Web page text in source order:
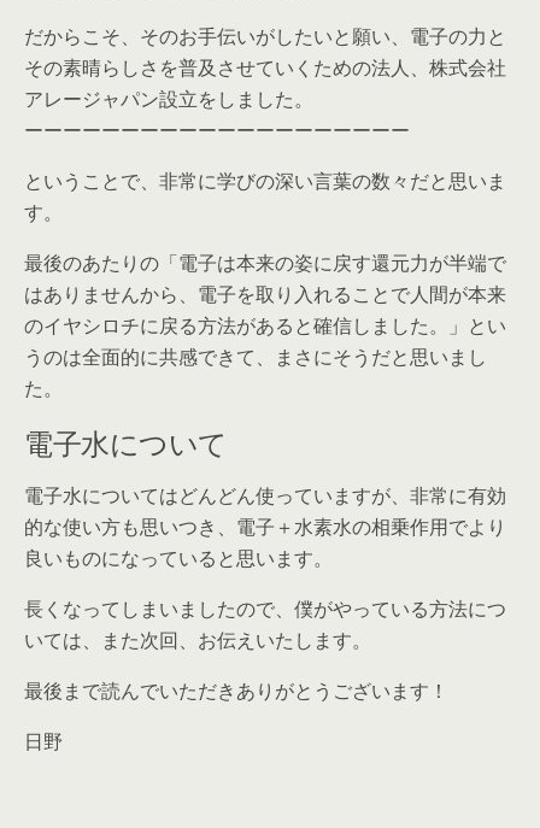
だからこそ、そのお手伝いがしたいと願い、電子の力と
その素晴らしさを普及させていくための法人、株式会社
アレージャパン設立をしました。
ーーーーーーーーーーーーーーーーーーーー
ということで、非常に学びの深い言葉の数々だと思いま
す。
最後のあたりの「電子は本来の姿に戻す還元力が半端で
はありませんから、電子を取り入れることで人間が本来
のイヤシロチに戻る方法があると確信しました。」とい
うのは全面的に共感できて、まさにそうだと思いまし
た。
電子水について
電子水についてはどんどん使っていますが、非常に有効
的な使い方も思いつき、電子＋水素水の相乗作用でより
良いものになっていると思います。
長くなってしまいましたので、僕がやっている方法につ
いては、また次回、お伝えいたします。
最後まで読んでいただきありがとうございます！
日野